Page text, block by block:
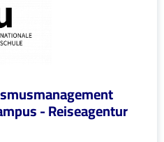
- Reiseagentur